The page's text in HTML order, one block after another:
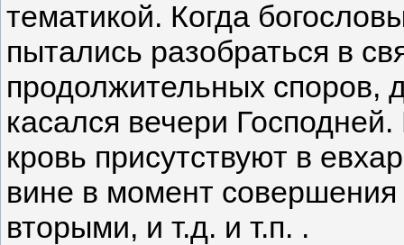
тематикой. Когда
пытались разобраться в
продолжительных споров,
касался вечери
кровь присутствуют в
вине в момент
вторыми, и т.д. и т.п. .